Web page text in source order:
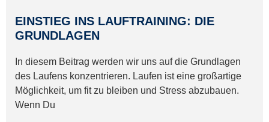
EINSTIEG INS LAUFTRAINING: DIE
GRUNDLAGEN
In diesem Beitrag werden wir uns auf die Grundlagen
des Laufens konzentrieren. Laufen ist eine großartige
Möglichkeit, um fit zu bleiben und Stress abzubauen.
Wenn Du